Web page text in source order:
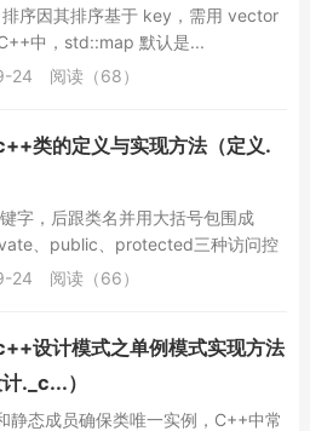
序因其排序基于 key，需用 vector
中，std::map 默认是...
24 阅读（68）
类的定义与实现方法（定义.
字，后跟类名并用大括号包围成
、public、protected三种访问控
24 阅读（66）
设计模式之单例模式实现方法
._c...）
静态成员确保类唯一实例，C++中常